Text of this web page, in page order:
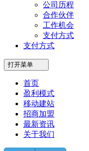
公司历程
合作伙伴
工作机会
支付方式
支付方式
打开菜单
首页
盈利模式
移动建站
招商加盟
最新资讯
关于我们